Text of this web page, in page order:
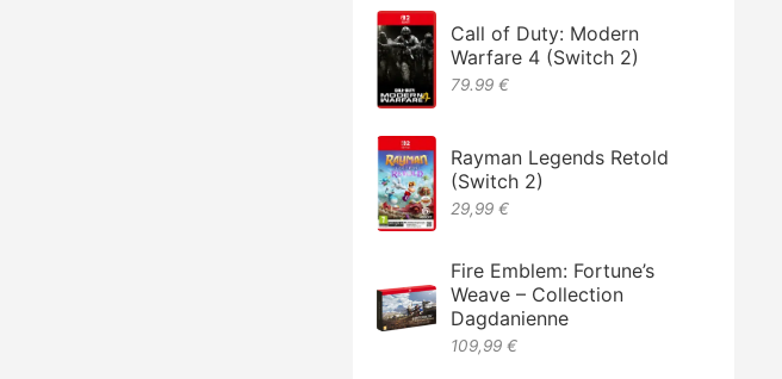
Call of Duty: Modern
Warfare 4 (Switch 2)
79.99 €
Rayman Legends Retold
(Switch 2)
29,99 €
Fire Emblem: Fortune’s
Weave – Collection
Dagdanienne
109,99 €